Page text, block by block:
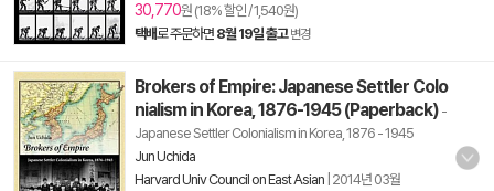
30,770원 (18% 할인 / 1,540원)
택배로 주문하면 8월 19일 출고 변경
Brokers of Empire: Japanese Settler Colo
nialism in Korea, 1876-1945 (Paperback) -
Japanese Settler Colonialism in Korea, 1876 - 1945
Jun Uchida
Harvard Univ Council on East Asian 2014년 03월